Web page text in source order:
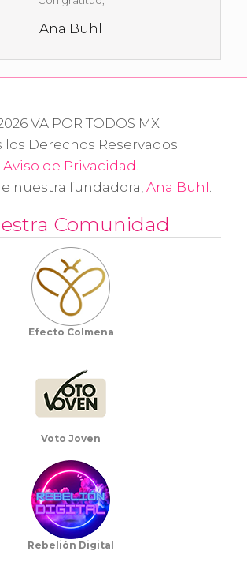
Ana Buhl
VA POR TODOS MX
los Derechos Reservados.
Aviso de Privacidad
nuestra fundadora, Ana Buhl
Comunidad
Efecto Colmena
Voto Joven
Rebelión Digital